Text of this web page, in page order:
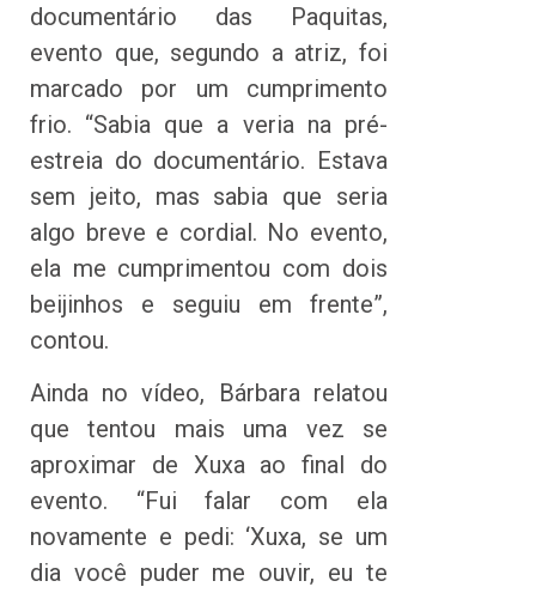
documentário das Paquitas,
evento que, segundo a atriz, foi
marcado por um cumprimento
frio. “Sabia que a veria na pré-
estreia do documentário. Estava
sem jeito, mas sabia que seria
algo breve e cordial. No evento,
ela me cumprimentou com dois
beijinhos e seguiu em frente”,
contou.
Ainda no vídeo, Bárbara relatou
que tentou mais uma vez se
aproximar de Xuxa ao final do
evento. “Fui falar com ela
novamente e pedi: ‘Xuxa, se um
dia você puder me ouvir, eu te